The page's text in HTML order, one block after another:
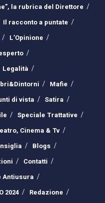
la rubrica del Direttore
Il racconto a puntate
L’Opinione
Legalità
Mafie
di vista
Satira
Speciale Trattative
Cinema & Tv
Blogs
Contatti
Antiusura
2024
Redazione